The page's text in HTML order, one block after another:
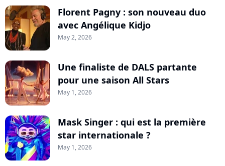
Florent Pagny : son nouveau duo
avec Angélique Kidjo
May 2, 2026
Une finaliste de DALS partante
pour une saison All Stars
May 1, 2026
Mask Singer : qui est la première
star internationale ?
May 1, 2026